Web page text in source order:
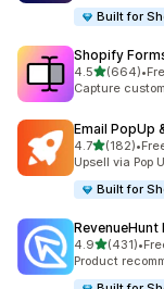
Built for
Shopify
4.5เต็ม 5 ดาว
(664)
ทั้งหมด 664 รีวิว
•
Capture
Email PopUp
4.7เต็ม 5 ดาว
(182)
ทั้งหมด 182 รีวิว
•
Upsell via Pop
Built for
4.9เต็ม 5 ดาว
(431)
ทั้งหมด 431 รีวิว
•
Product